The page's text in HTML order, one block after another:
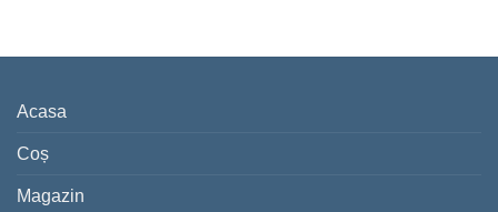
Acasa
Coș
Magazin